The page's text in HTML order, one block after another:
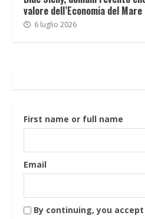
valore dell’Economia del Mare
6 luglio 2026
First name or full name
Email
By continuing, you